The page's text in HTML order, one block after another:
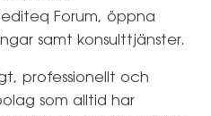
Forum, öppna
samt konsulttjänster.
professionellt och
som alltid har